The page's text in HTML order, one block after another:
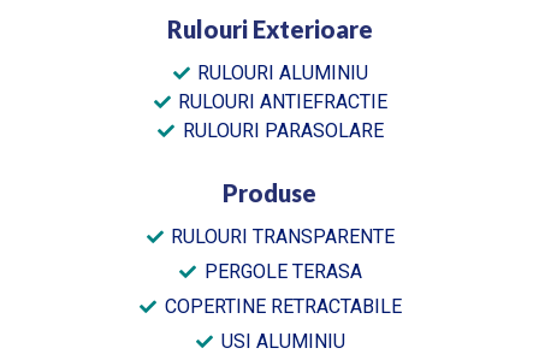
Rulouri Exterioare
RULOURI ALUMINIU
RULOURI ANTIEFRACTIE
RULOURI PARASOLARE
Produse
RULOURI TRANSPARENTE
PERGOLE TERASA
COPERTINE RETRACTABILE
USI ALUMINIU